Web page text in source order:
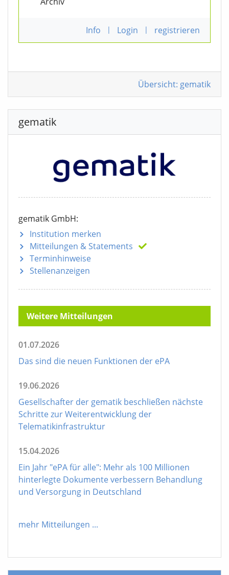
Info | Login | registrieren
Übersicht: gematik
gematik
gematik GmbH:
Institution merken
Mitteilungen & Statements
Terminhinweise
Stellenanzeigen
Weitere Mitteilungen
01.07.2026
Das sind die neuen Funktionen der ePA
19.06.2026
Gesellschafter der gematik beschließen nächste
Schritte zur Weiterentwicklung der
Telematikinfrastruktur
15.04.2026
Ein Jahr "ePA für alle": Mehr als 100 Millionen
hinterlegte Dokumente verbessern Behandlung
und Versorgung in Deutschland
mehr Mitteilungen ...